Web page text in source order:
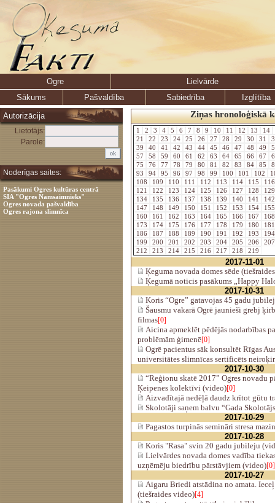
Ogre
Lielvārde
Sākums
Pašvaldība Sabiedrība
Izglītība
Autorizācija
Lietotājs:
Parole:
Noderīgas saites:
Pasākumi Ogres kultūras centrā
SIA "Ogres Namsaimnieks"
Ogres novada pašvaldība
Ogres rajona slimnīca
Ziņas hronoloģiskā
1 2 3 4 5 6 7 8 9 10 11 12 13 14
21
22 23 24 25 26 27 28 29 30 31
39
40 41 42 43 44 45 46 47 48 49
57
58 59 60 61 62 63 64 65 66 67
75
76 77 78 79 80 81 82 83 84 85
93
94 95 96 97 98 99 100 101 102
108
109 110 111 112 113 114 115
121
122 123 124 125 126 127 128
134
135 136 137 138 139 140 141
147
148 149 150 151 152 153 154
160
161 162 163 164 165 166 167
173
174 175 176 177 178 179 180
186
187 188 189 190 191 192 193
199
200 201 202 203 204 205 206
212
213 214 215 216 217 218 219
2017-11-01
Ķeguma novada domes sēde
Ķegumā noticis pasākums „Happy
2017-10-31
Koris “Ogre” gatavojas 45 gadu
Šausmu vakarā Ogrē jaunieši grebj
filmas[0]
Aicina apmeklēt pēdējās nodarbības
problēmām ģimenē[0]
Ogrē pacientus sāk konsultēt Rīgas
universitātes slimnīcas sertificēts
2017-10-30
“Reģionu skatē 2017” Ogres novadu
Ķeipenes kolektīvi (video)[0]
Aizvadītajā nedēļā daudz krītot gūtu
Skolotāji saņem balvu “Gada
2017-10-29
Pagastos turpinās semināri stresa
2017-10-28
Koris "Rasa" svin 20 gadu jubileju
Lielvārdes novada domes vadība
uzņēmēju biedrību pārstāvjiem (video)[0]
2017-10-27
Aigaru Briedi atstādina no amata.
(tiešraides video)[4]